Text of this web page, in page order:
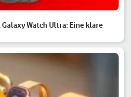
Watch Ultra: Eine klare